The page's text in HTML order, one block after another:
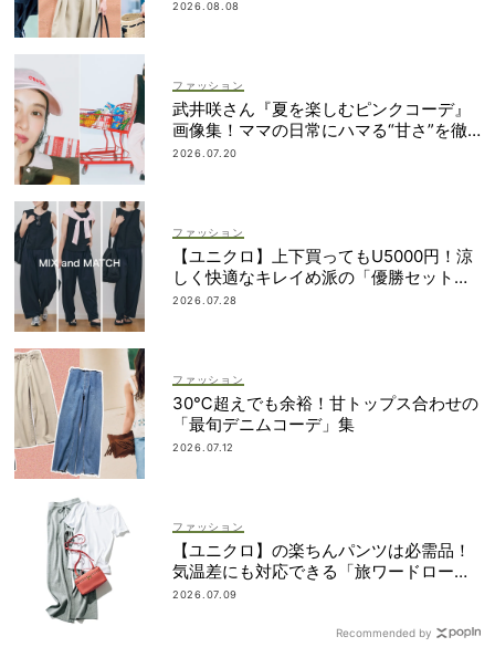
スを見て攻略！
2026.08.08
ファッション
武井咲さん『夏を楽しむピンクコーデ』
画像集！ママの日常にハマる“甘さ”を徹
底ガイド
2026.07.20
ファッション
【ユニクロ】上下買ってもU5000円！涼
しく快適なキレイめ派の「優勝セット」
は着回し力も
2026.07.28
ファッション
30℃超えでも余裕！甘トップス合わせの
「最旬デニムコーデ」集
2026.07.12
ファッション
【ユニクロ】の楽ちんパンツは必需品！
気温差にも対応できる「旅ワードロー
ブ」7選
2026.07.09
Recommended by